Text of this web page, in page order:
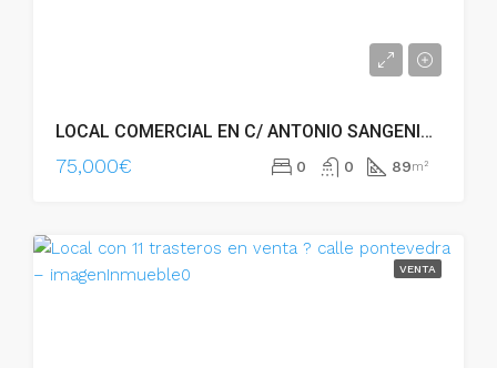
LOCAL COMERCIAL EN C/ ANTONIO SANGENIS – DELICIAS – 80 M² ÚTILES – 19095
75,000€ 0 0 89m²
VENTA